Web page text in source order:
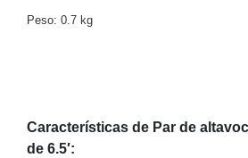
/ AHD /
TurretEspecialesLente
Motorizado
Peso: 0.7 kg
Características de Par de
de 6.5′: